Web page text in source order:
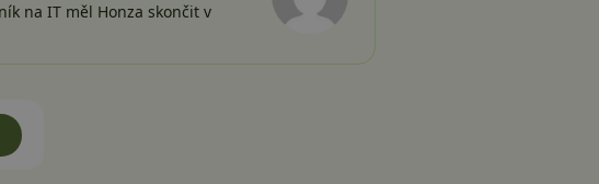
na IT měl Honza skončit v